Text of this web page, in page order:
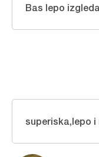
Bas lepo
superiska,lepo i